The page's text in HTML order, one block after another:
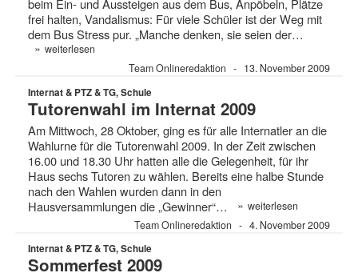
beim Ein- und Aussteigen aus dem Bus, Anpöbeln, Plätze
frei halten, Vandalismus: Für viele Schüler ist der Weg mit
dem Bus Stress pur. „Manche denken, sie seien der…
» weiterlesen
Team Onlineredaktion
13. November 2009
Internat & PTZ & TG, Schule
Tutorenwahl im Internat 2009
Am Mittwoch, 28 Oktober, ging es für alle Internatler an die
Wahlurne für die Tutorenwahl 2009. In der Zeit zwischen
16.00 und 18.30 Uhr hatten alle die Gelegenheit, für ihr
Haus sechs Tutoren zu wählen. Bereits eine halbe Stunde
nach den Wahlen wurden dann in den
Hausversammlungen die „Gewinner“…
» weiterlesen
Team Onlineredaktion
4. November 2009
Internat & PTZ & TG, Schule
Sommerfest 2009